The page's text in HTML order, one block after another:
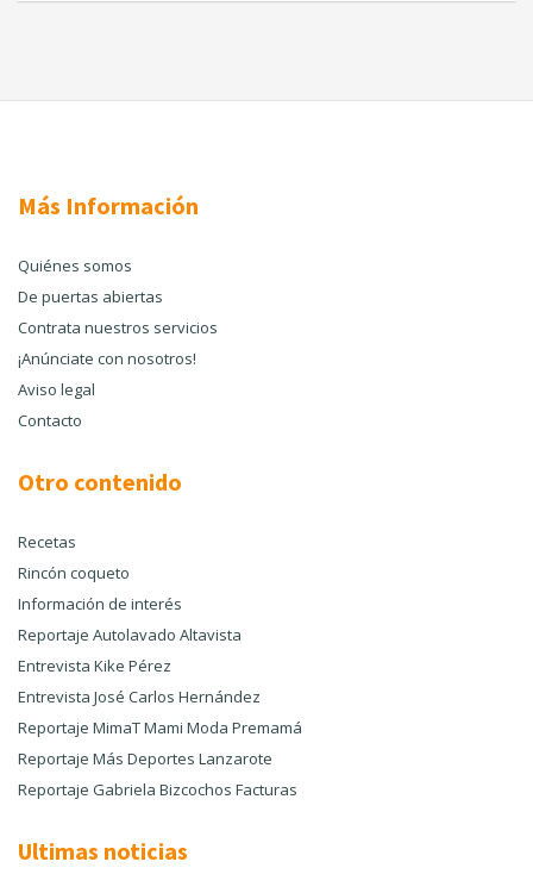
Más Información
Quiénes somos
De puertas abiertas
Contrata nuestros servicios
¡Anúnciate con nosotros!
Aviso legal
Contacto
Otro contenido
Recetas
Rincón coqueto
Información de interés
Reportaje Autolavado Altavista
Entrevista Kike Pérez
Entrevista José Carlos Hernández
Reportaje MimaT Mami Moda Premamá
Reportaje Más Deportes Lanzarote
Reportaje Gabriela Bizcochos Facturas
Ultimas noticias